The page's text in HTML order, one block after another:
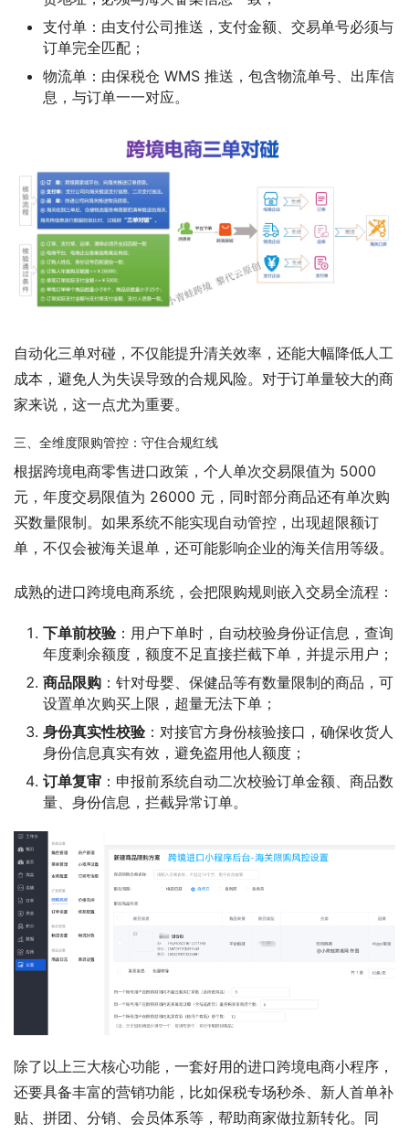
支付单：由支付公司推送，支付金额、交易单号必须与
订单完全匹配；
物流单：由保税仓 WMS 推送，包含物流单号、出库信
息，与订单一一对应。
自动化三单对碰，不仅能提升清关效率，还能大幅降低人工
成本，避免人为失误导致的合规风险。对于订单量较大的商
家来说，这一点尤为重要。
三、全维度限购管控：守住合规红线
根据跨境电商零售进口政策，个人单次交易限值为 5000
元，年度交易限值为 26000 元，同时部分商品还有单次购
买数量限制。如果系统不能实现自动管控，出现超限额订
单，不仅会被海关退单，还可能影响企业的海关信用等级。
成熟的进口跨境电商系统，会把限购规则嵌入交易全流程：
下单前校验 ：用户下单时，自动校验身份证信息，查询
年度剩余额度，额度不足直接拦截下单，并提示用户；
商品限购 ：针对母婴、保健品等有数量限制的商品，可
设置单次购买上限，超量无法下单；
身份真实性校验 ：对接官方身份核验接口，确保收货人
身份信息真实有效，避免盗用他人额度；
订单复审 ：申报前系统自动二次校验订单金额、商品数
量、身份信息，拦截异常订单。
除了以上三大核心功能，一套好用的进口跨境电商小程序，
还要具备丰富的营销功能，比如保税专场秒杀、新人首单补
贴、拼团、分销、会员体系等，帮助商家做拉新转化。同